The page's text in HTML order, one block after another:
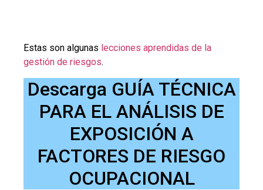
Estas son algunas lecciones aprendidas de la
gestión de riesgos.
Descarga GUÍA TÉCNICA
PARA EL ANÁLISIS DE
EXPOSICIÓN A
FACTORES DE RIESGO
OCUPACIONAL